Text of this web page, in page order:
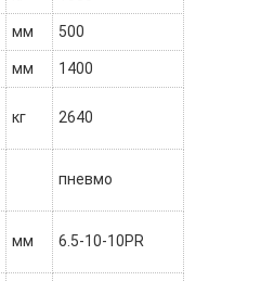
мм 500
мм 1400
кг 2640
пневмо
мм 6.5-10-10PR